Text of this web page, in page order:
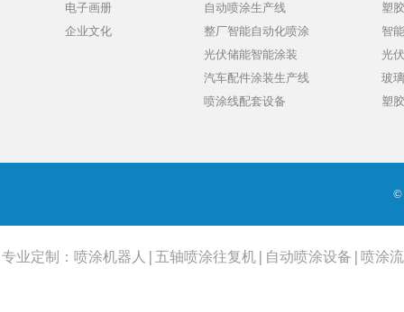
电子画册
企业文化
自动喷涂生产线
整厂智能自动化喷涂
光伏储能智能涂装
汽车配件涂装生产线
喷涂线配套设备
塑
智
光
玻
塑
©
专业定制： 喷涂机器人 | 五轴喷涂往复机 | 自动喷涂设备 | 喷涂